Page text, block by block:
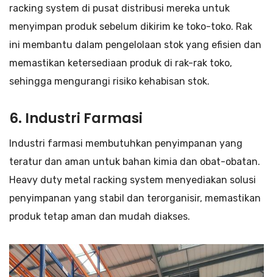
racking system di pusat distribusi mereka untuk
menyimpan produk sebelum dikirim ke toko-toko. Rak
ini membantu dalam pengelolaan stok yang efisien dan
memastikan ketersediaan produk di rak-rak toko,
sehingga mengurangi risiko kehabisan stok.
6. Industri Farmasi
Industri farmasi membutuhkan penyimpanan yang
teratur dan aman untuk bahan kimia dan obat-obatan.
Heavy duty metal racking system menyediakan solusi
penyimpanan yang stabil dan terorganisir, memastikan
produk tetap aman dan mudah diakses.